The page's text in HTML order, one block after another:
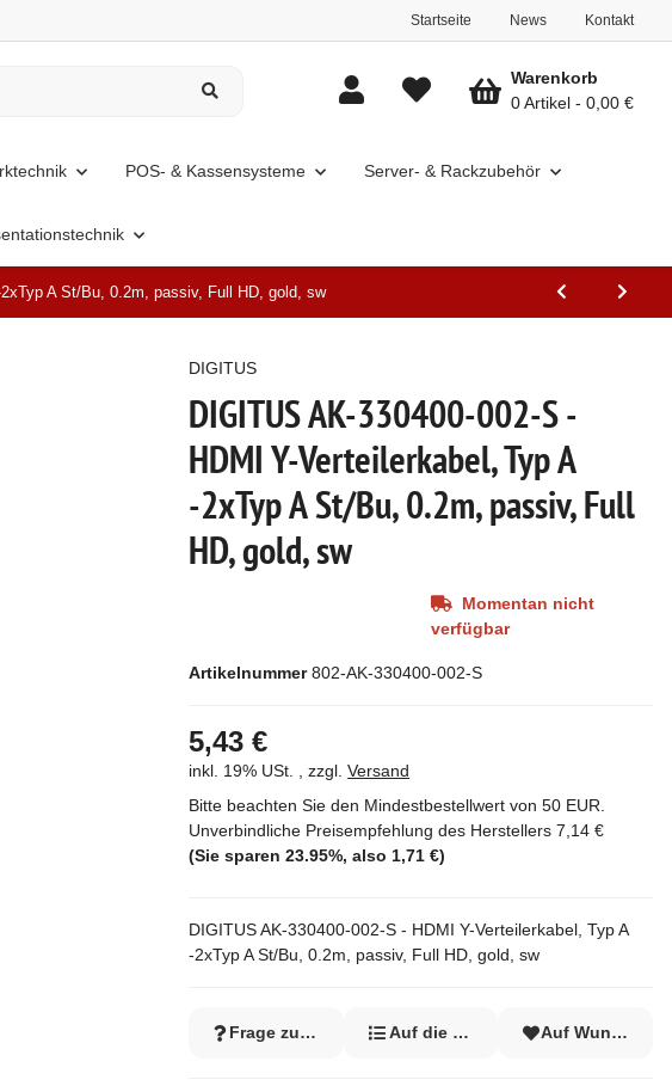
Startseite News Kontakt
POS- & Kassensysteme Server- & Rackzubehör
Warenkorb
0 Artikel
0,00 €
A St/Bu, 0.2m, passiv, Full HD, gold, sw
DIGITUS AK-330400-002-S -
HDMI Y-Verteilerkabel, Typ A
-2xTyp A St/Bu, 0.2m, passiv, Full
HD, gold, sw
Artikelnummer 802-AK-330400-002-S
DIGITUS
DIGITUS AK-330400-002-S - HDMI Y-Verteilerkabel, Typ A
-2xTyp A St/Bu, 0.2m, passiv, Full HD, gold, sw
5,43 €
inkl. 19% USt. , zzgl.Versand
Bitte beachten Sie den Mindestbestellwert von 50 EUR.
Unverbindliche Preisempfehlung des Herstellers 7,14 €
(Sie sparen23.95%, also 1,71 €)
Frage zum Artikel Auf die Vergleichsliste
Auf
Momentan nicht
verfügbar